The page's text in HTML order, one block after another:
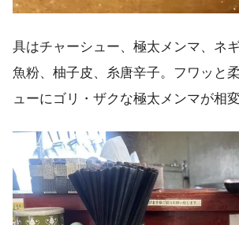
具はチャーシュー、極太メンマ、ネ
魚粉、柚子皮、糸唐辛子。フワッと
ューにゴリ・ザクな極太メンマが相